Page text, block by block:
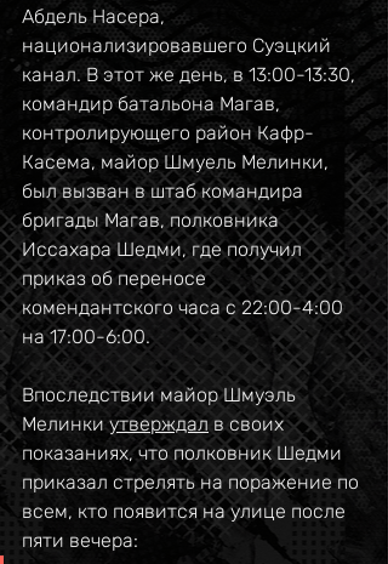
Абдель Насера,
национализировавшего Суэцкий
канал. В этот же день, в 13:00-13:30,
командир батальона Магав,
контролирующего район Кафр-
Касема, майор Шмуель Мелинки,
был вызван в штаб командира
бригады Магав, полковника
Иссахара Шедми, где получил
приказ об переносе
комендантского часа с 22:00-4:00
на 17:00-6:00.
Впоследствии майор Шмуэль
Мелинки утверждал в своих
показаниях, что полковник Шедми
приказал стрелять на поражение по
всем, кто появится на улице после
пяти вечера: